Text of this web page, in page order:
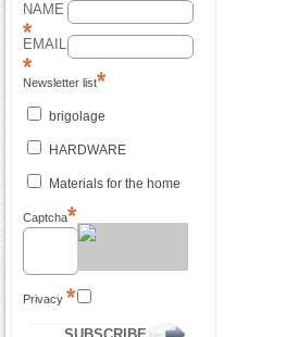
NAME
EMAIL
Newsletter list
brigolage
HARDWARE
Materials for the home
Captcha
Privacy